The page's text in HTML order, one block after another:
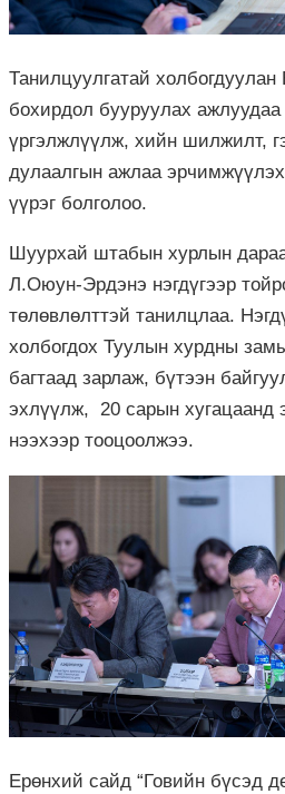
Танилцуулгатай
бохирдол бууруулах
үргэлжлүүлж, хийн шилжилт,
дулаалгын ажлаа
үүрэг болголоо.
Шуурхай штабын хурлын
Л.Оюун-Эрдэнэ нэгдүгээр
төлөвлөлттэй танилцлаа.
холбогдох Туулын хурдны
багтаад зарлаж, бүтээн
эхлүүлж, 20 сарын хугацаанд
нээхээр тооцоолжээ.
Ерөнхий сайд “Говийн бүсэд